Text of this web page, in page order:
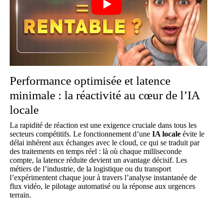
Performance optimisée et latence
minimale : la réactivité au cœur de l’IA
locale
La rapidité de réaction est une exigence cruciale dans tous les
secteurs compétitifs. Le fonctionnement d’une IA locale évite le
délai inhérent aux échanges avec le cloud, ce qui se traduit par
des traitements en temps réel : là où chaque milliseconde
compte, la latence réduite devient un avantage décisif. Les
métiers de l’industrie, de la logistique ou du transport
l’expérimentent chaque jour à travers l’analyse instantanée de
flux vidéo, le pilotage automatisé ou la réponse aux urgences
terrain.